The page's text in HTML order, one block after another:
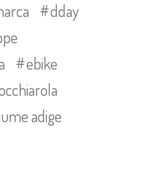
dday
ebike
adige